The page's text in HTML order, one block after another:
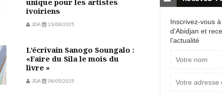
ivoiriens
JDA 13/06/2025
L’écrivain Sanogo Soungalo :
«Faire du Sila le mois du
livre »
JDA 06/05/2025
Inscrivez-vous
d'Abidjan et
l’actualité